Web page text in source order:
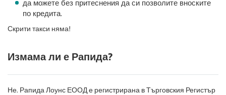
да можете без притеснения да си позволите вноските
по кредита.
Скрити такси няма!
Измама ли е Рапида?
Не. Рапида Лоунс ЕООД е регистрирана в Търговския Регистър